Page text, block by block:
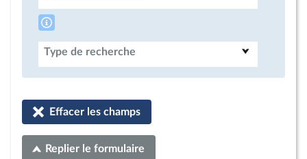
Type de recherche
Effacer les champs
Replier le formulaire